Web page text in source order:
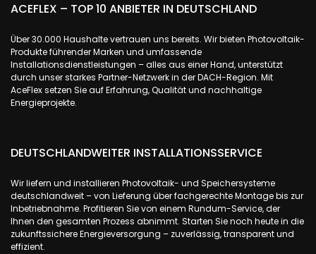
ACEFLEX – TOP 10 ANBIETER IN DEUTSCHLAND
Über 30.000 Haushalte vertrauen uns bereits. Wir bieten Photovoltaik-
Produkte führender Marken und umfassende
Installationsdienstleistungen – alles aus einer Hand, unterstützt
durch unser starkes Partner-Netzwerk in der DACH-Region. Mit
AceFlex setzen Sie auf Erfahrung, Qualität und nachhaltige
Energieprojekte.
DEUTSCHLANDWEITER INSTALLATIONSSERVICE
Wir liefern und installieren Photovoltaik- und Speichersysteme
deutschlandweit – von Lieferung über fachgerechte Montage bis zur
Inbetriebnahme. Profitieren Sie von einem Rundum-Service, der
Ihnen den gesamten Prozess abnimmt. Starten Sie noch heute in die
zukunftssichere Energieversorgung – zuverlässig, transparent und
effizient.